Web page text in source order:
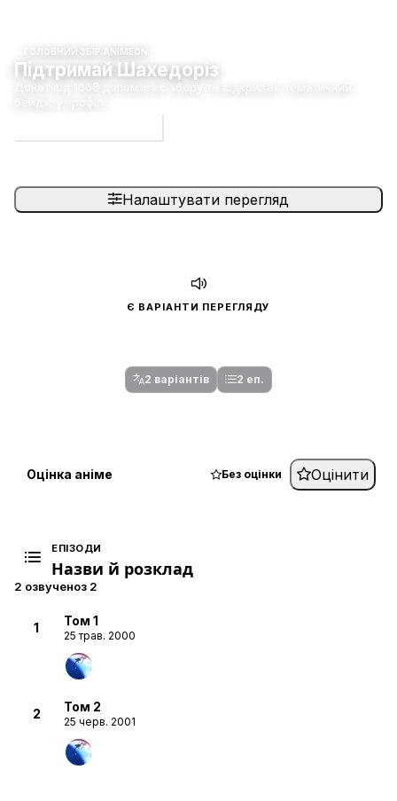
ГОЛОВНИЙ ЗБІР ANIMEON
Підтримай Шахедоріз
Донат від 100₴ допомагає збору та відкриває тематичний
Налаштувати перегляд
Є ВАРІАНТИ ПЕРЕГЛЯДУ
2 варіантів 2 еп.
Оцінка аніме Без оцінки Оцінити
ЕПІЗОДИ
Назви й розклад
2 озвученоз 2
1 Том 1
25 трав. 2000
2 Том 2
25 черв. 2001